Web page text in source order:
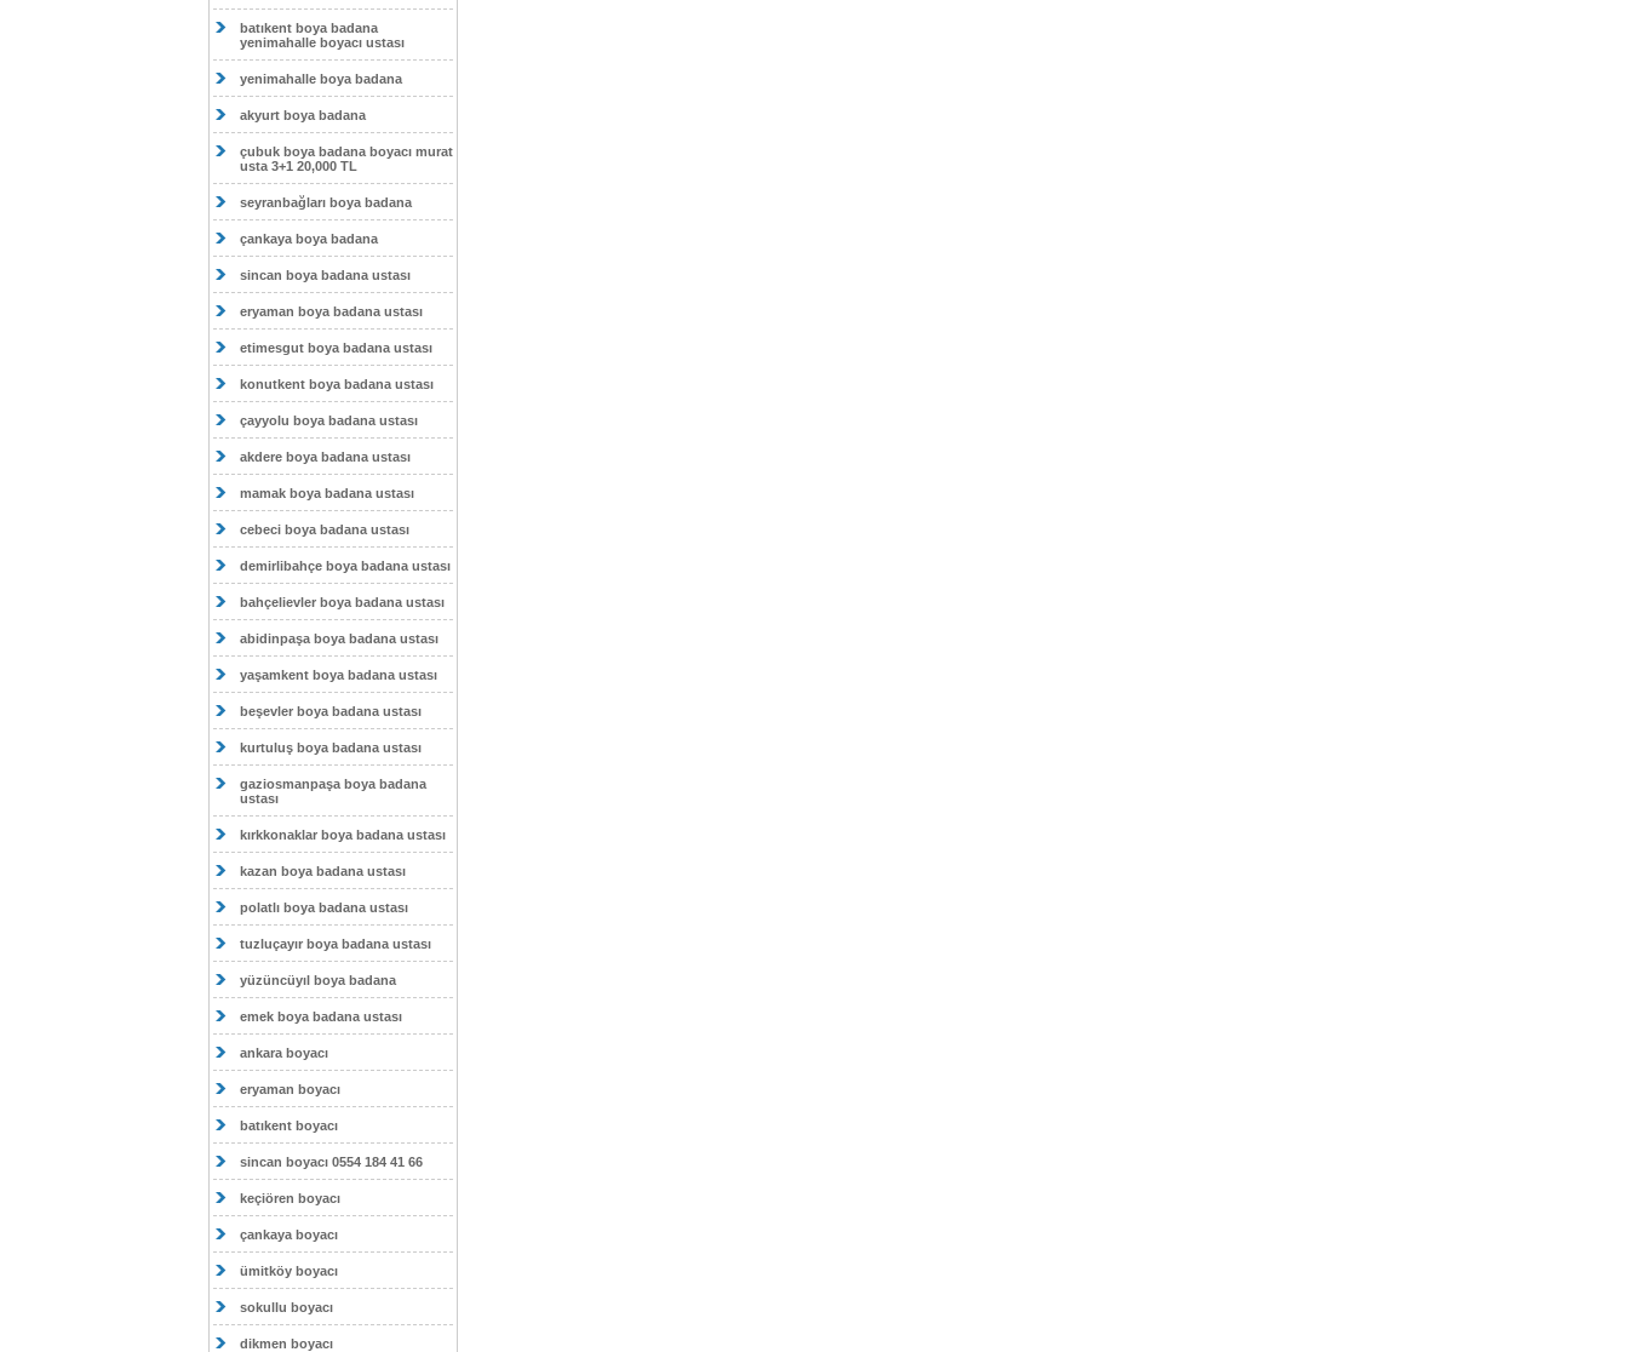
batıkent boya badana
yenimahalle boyacı ustası
yenimahalle boya badana
akyurt boya badana
çubuk boya badana boyacı murat
usta 3+1 20,000 TL
seyranbağları boya badana
çankaya boya badana
sincan boya badana ustası
eryaman boya badana ustası
etimesgut boya badana ustası
konutkent boya badana ustası
çayyolu boya badana ustası
akdere boya badana ustası
mamak boya badana ustası
cebeci boya badana ustası
demirlibahçe boya badana ustası
bahçelievler boya badana ustası
abidinpaşa boya badana ustası
yaşamkent boya badana ustası
beşevler boya badana ustası
kurtuluş boya badana ustası
gaziosmanpaşa boya badana
ustası
kırkkonaklar boya badana ustası
kazan boya badana ustası
polatlı boya badana ustası
tuzluçayır boya badana ustası
yüzüncüyıl boya badana
emek boya badana ustası
ankara boyacı
eryaman boyacı
batıkent boyacı
sincan boyacı 0554 184 41 66
keçiören boyacı
çankaya boyacı
ümitköy boyacı
sokullu boyacı
dikmen boyacı